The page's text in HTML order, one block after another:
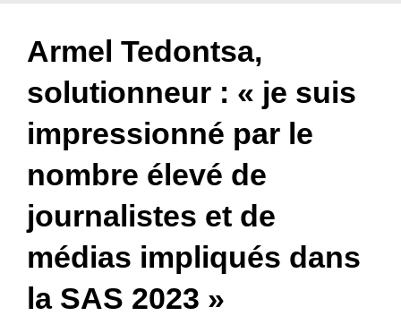
Armel Tedontsa,
solutionneur : « je suis
impressionné par le
nombre élevé de
journalistes et de
médias impliqués dans
la SAS 2023 »